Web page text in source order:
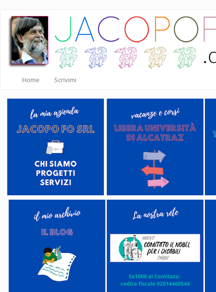
Salta
contenuto
principale
Home Scrivimi